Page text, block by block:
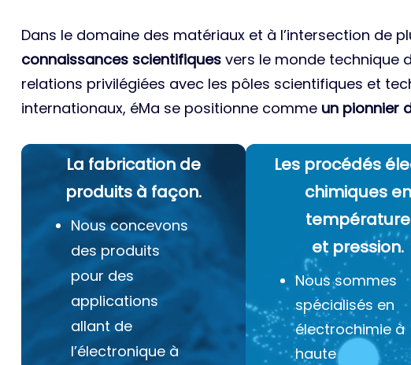
Dans le domaine des matériaux et à l’intersection de
connaissances scientifiques vers le monde technique
relations privilégiées avec les pôles scientifiques et
internationaux, éMa se positionne comme un pionnier
La fabrication de
produits à façon.
Nous concevons
des produits
pour des
applications
allant de
l’électronique à
Les procédés
chimiques en
température
et pression.
Nous sommes
spécialisés en
électrochimie à
haute